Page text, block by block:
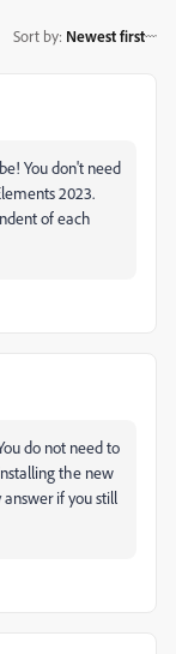
Sort by: Newest first
You don't need
2023.
of each
do not need to
the new
if you still